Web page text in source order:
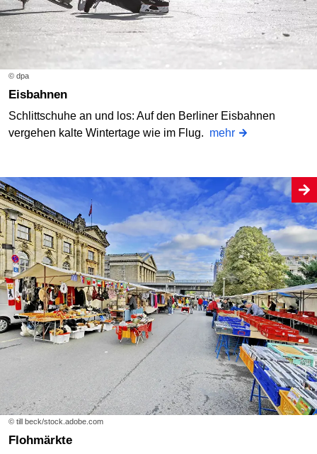
© dpa
Eisbahnen
Schlittschuhe an und los: Auf den Berliner Eisbahnen
vergehen kalte Wintertage wie im Flug. mehr
© till beck/stock.adobe.com
Flohmärkte